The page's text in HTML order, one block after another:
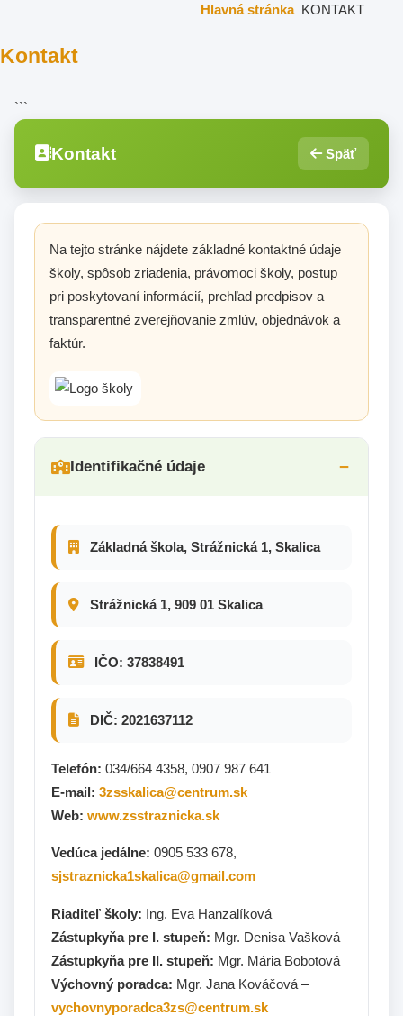
Hlavná stránka KONTAKT
Kontakt
```
Kontakt Späť
Na tejto stránke nájdete základné kontaktné údaje
školy, spôsob zriadenia, právomoci školy, postup
pri poskytovaní informácií, prehľad predpisov a
transparentné zverejňovanie zmlúv, objednávok a
faktúr.
Identifikačné údaje
Základná škola, Strážnická 1, Skalica
Strážnická 1, 909 01 Skalica
IČO: 37838491
DIČ: 2021637112
Telefón: 034/664 4358, 0907 987 641
E-mail: 3zsskalica@centrum.sk
Web: www.zsstraznicka.sk
Vedúca jedálne: 0905 533 678,
sjstraznicka1skalica@gmail.com
Riaditeľ školy: Ing. Eva Hanzalíková
Zástupkyňa pre I. stupeň: Mgr. Denisa Vašková
Zástupkyňa pre II. stupeň: Mgr. Mária Bobotová
Výchovný poradca: Mgr. Jana Kováčová –
vychovnyporadca3zs@centrum.sk